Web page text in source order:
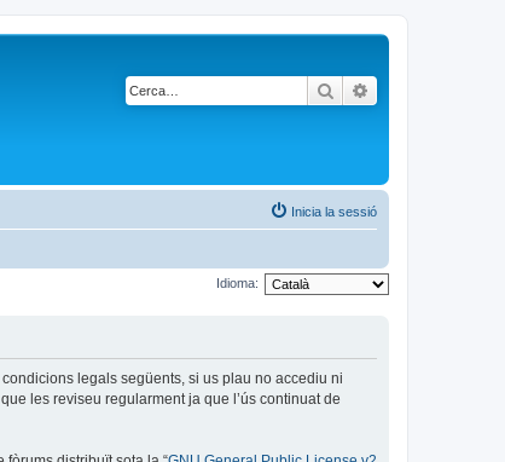
Cerca
Inicia la sessió
Idioma:
condicions legals següents, si us plau no accediu ni
les reviseu regularment ja que l’ús continuat de